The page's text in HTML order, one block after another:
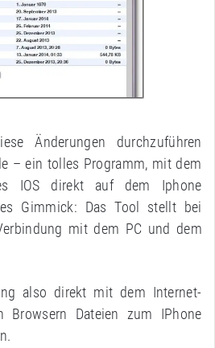
Änderungen durchzuführen
– ein tolles Programm, mit dem
IOS direkt auf dem Iphone
Gimmick: Das Tool stellt bei
mit dem PC und dem
also direkt mit dem Internet-
Browsern Dateien zum IPhone